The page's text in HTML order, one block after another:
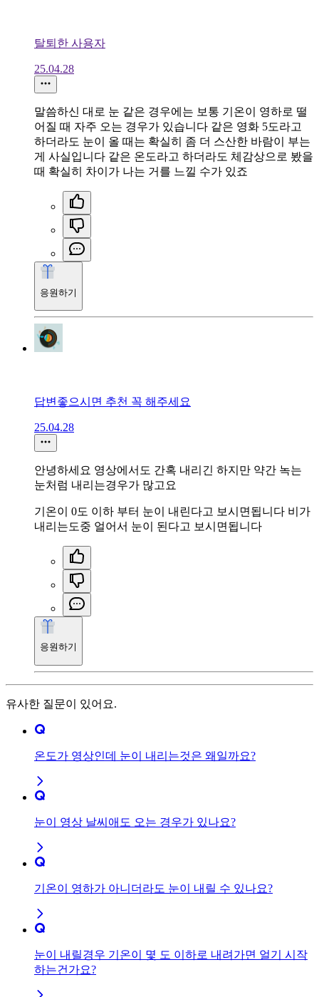
탈퇴한 사용자
25.04.28
말씀하신 대로 눈 같은 경우에는 보통 기온이 영하로 떨
어질 때 자주 오는 경우가 있습니다 같은 영화 5도라고
하더라도 눈이 올 때는 확실히 좀 더 스산한 바람이 부는
게 사실입니다 같은 온도라고 하더라도 체감상으로 봤을
때 확실히 차이가 나는 거를 느낄 수가 있죠
응원하기
답변좋으시면 추천 꼭 해주세요
25.04.28
안녕하세요 영상에서도 간혹 내리긴 하지만 약간 녹는
눈처럼 내리는경우가 많고요
기온이 0도 이하 부터 눈이 내린다고 보시면됩니다 비가
내리는도중 얼어서 눈이 된다고 보시면됩니다
응원하기
유사한 질문이 있어요.
온도가 영상인데 눈이 내리는것은 왜일까요?
눈이 영상 날씨애도 오는 경우가 있나요?
기온이 영하가 아니더라도 눈이 내릴 수 있나요?
눈이 내릴경우 기온이 몇 도 이하로 내려가면 얼기 시작
하는건가요?